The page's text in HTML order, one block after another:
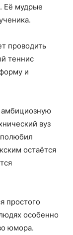
Её мудрые
проводить
теннис
и
амбициозную
вуз
остаётся
простого
особенно
юмора.